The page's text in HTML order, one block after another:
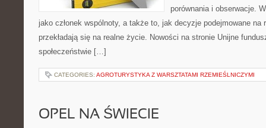
porównania i obserwacje.
jako członek wspólnoty, a także to, jak decyzje podejmowane na
przekładają się na realne życie. Nowości na stronie Unijne
społeczeństwie […]
CATEGORIES: AGROTURYSTYKA Z WARSZTATAMI RZEMIEŚLNICZYMI
OPEL NA ŚWIECIE